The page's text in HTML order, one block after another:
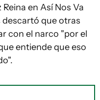
en Así Nos Va
descartó que otras
con el narco "por el
entiende que eso